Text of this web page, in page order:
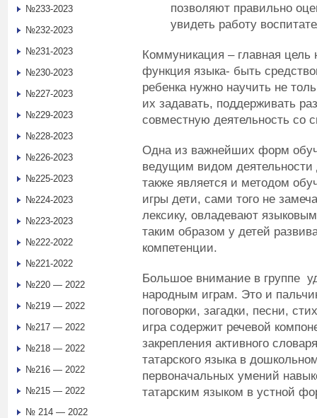
позволяют правильно
увидеть работу
Коммуникация – главная цель
функция языка- быть
ребенка нужно научить не
их задавать, поддерживать
совместную деятельность со
Одна из важнейших форм
ведущим видом деятельности
также является и методом
игры дети, сами того не
лексику, овладевают
таким образом у детей
компетенции.
Большое внимание в группе
народным играм. Это и
поговорки, загадки, песни,
игра содержит речевой
закрепления активного
татарского языка в
первоначальных умений
татарским языком в устной
№233-2023
№232-2023
№231-2023
№230-2023
№227-2023
№229-2023
№228-2023
№226-2023
№225-2023
№224-2023
№223-2023
№222-2022
№221-2022
№220 — 2022
№219 — 2022
№217 — 2022
№218 — 2022
№216 — 2022
№215 — 2022
№ 214 — 2022